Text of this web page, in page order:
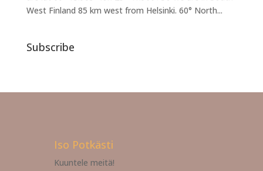
West Finland 85 km west from Helsinki. 60° North...
Subscribe
Iso Potkästi
Kuuntele meitä!